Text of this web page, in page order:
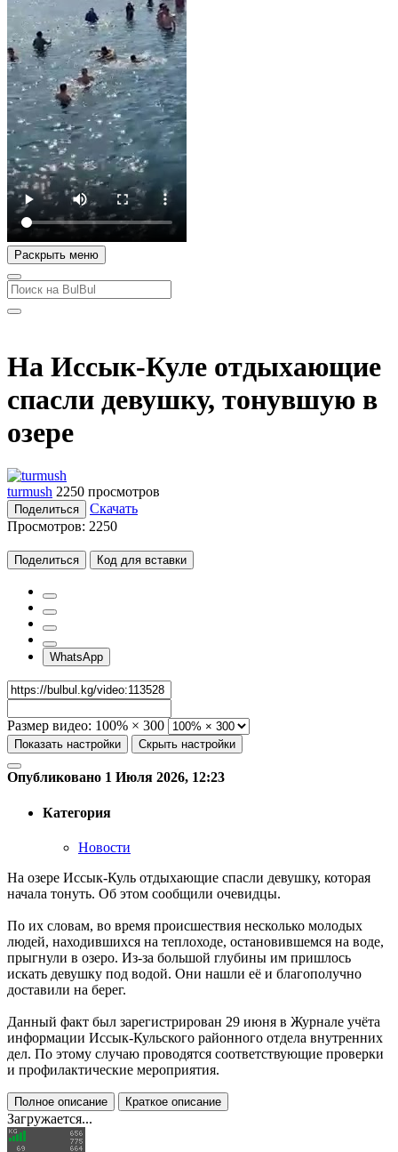
Раскрыть меню
На Иссык-Куле отдыхающие
спасли девушку, тонувшую в
озере
turmush 2250 просмотров
Поделиться
Скачать
Просмотров: 2250
Поделиться Код для вставки
WhatsApp
Размер видео: 100% × 300
Показать настройки Скрыть настройки
Опубликовано 1 Июля 2026, 12:23
Категория
Новости
На озере Иссык-Куль отдыхающие спасли девушку, которая
начала тонуть. Об этом сообщили очевидцы.
По их словам, во время происшествия несколько молодых
людей, находившихся на теплоходе, остановившемся на воде,
прыгнули в озеро. Из-за большой глубины им пришлось
искать девушку под водой. Они нашли её и благополучно
доставили на берег.
Данный факт был зарегистрирован 29 июня в Журнале учёта
информации Иссык-Кульского районного отдела внутренних
дел. По этому случаю проводятся соответствующие проверки
и профилактические мероприятия.
Полное описание Краткое описание
Загружается...